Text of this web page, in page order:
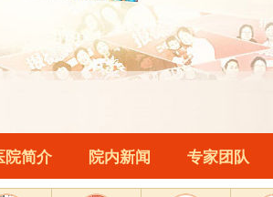
院简介 院内新闻 专家团队